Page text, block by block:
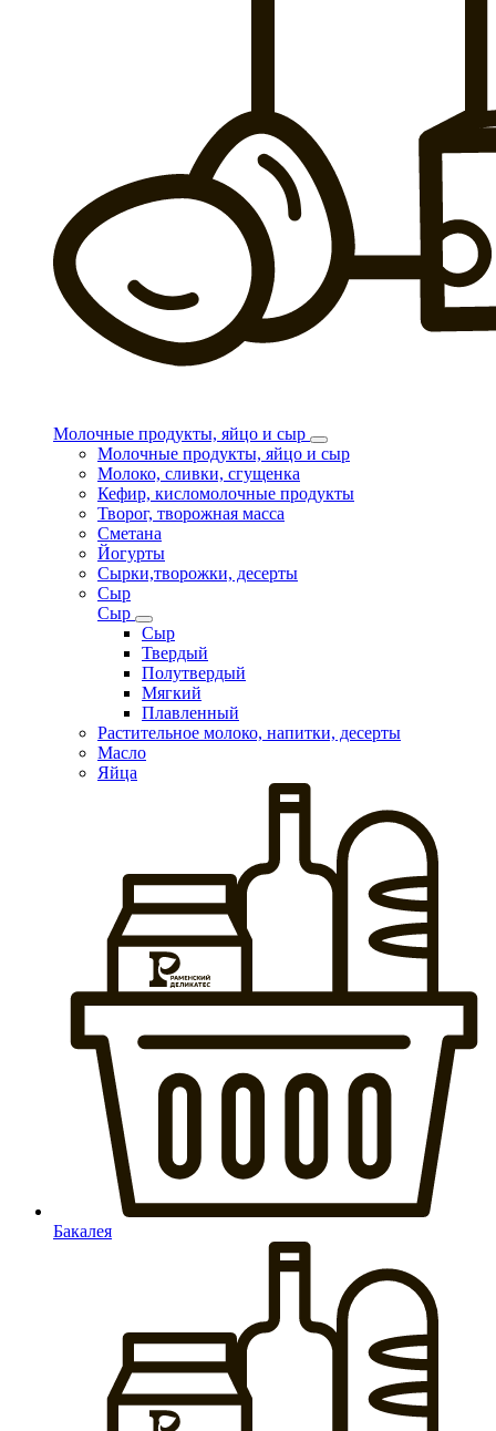
Молочные продукты, яйцо и сыр
Молочные продукты, яйцо и сыр
Молоко, сливки, сгущенка
Кефир, кисломолочные продукты
Творог, творожная масса
Сметана
Йогурты
Сырки,творожки, десерты
Сыр
Сыр
Сыр
Твердый
Полутвердый
Мягкий
Плавленный
Растительное молоко, напитки, десерты
Масло
Яйца
Бакалея